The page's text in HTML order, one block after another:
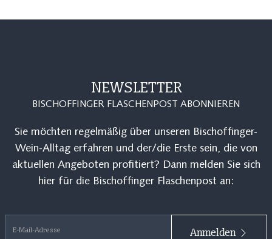
NEWSLETTER
BISCHOFFINGER FLASCHENPOST ABONNIEREN
Sie möchten regelmäßig über unseren Bischoffinger-
Wein-Alltag erfahren und der/die Erste sein, die von
aktuellen Angeboten profitiert? Dann melden Sie sich
hier für die Bischoffinger Flaschenpost an:
E-Mail-Adresse Anmelden